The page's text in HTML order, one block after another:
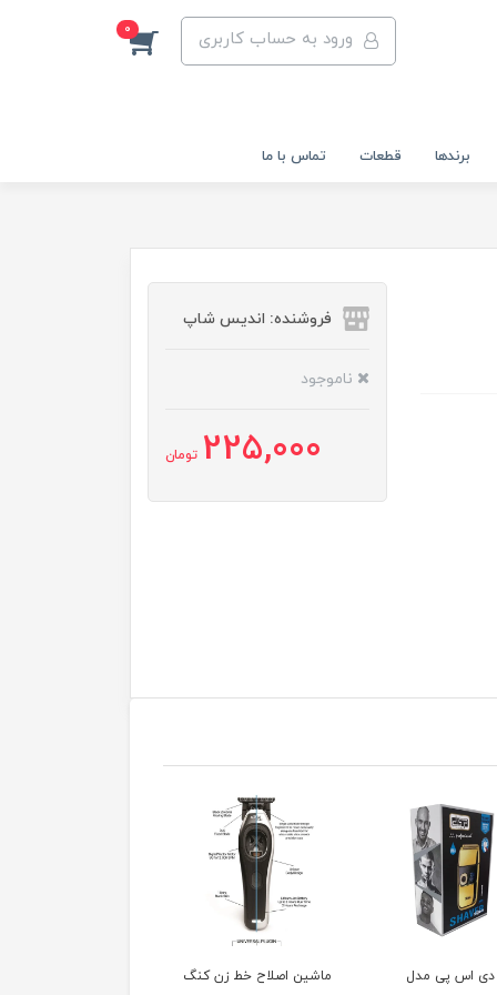
ورود به حساب کاربری 0
برندها قطعات تماس با ما
فروشنده: اندیس شاپ
ناموجود
225,000 تومان
اصلاح خط زن کنگ
ماشین اصلاح خط زن وی